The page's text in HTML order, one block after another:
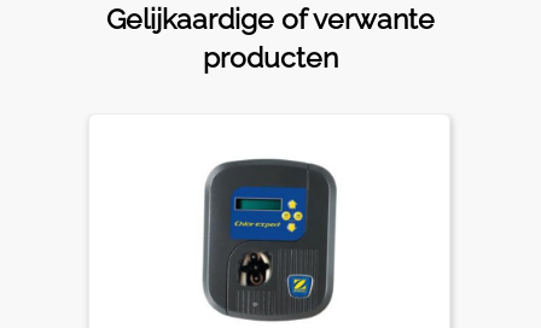
Gelijkaardige of verwante
producten